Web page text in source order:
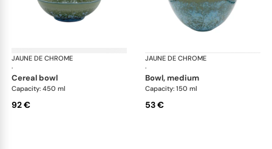
JAUNE DE CHROME
·
Nymphéa
cereal bowl
Capacity: 450 ml
92 €
JAUNE DE CHROME
·
bowl, medium
Capacity: 150 ml
53 €